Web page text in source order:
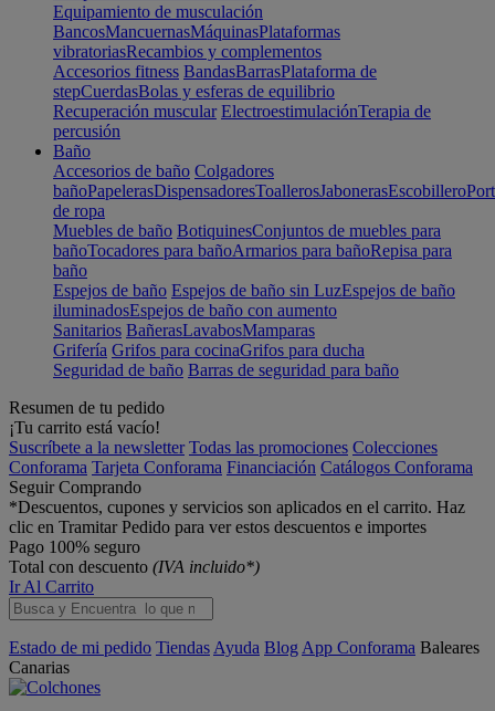
Equipamiento de musculación
BancosMancuernasMáquinasPlataformas
vibratoriasRecambios y complementos
Accesorios fitness BandasBarrasPlataforma de
stepCuerdasBolas y esferas de equilibrio
Recuperación muscular ElectroestimulaciónTerapia de
percusión
Baño
Accesorios de baño Colgadores
bañoPapelerasDispensadoresToallerosJabonerasEscobillero
de ropa
Muebles de baño BotiquinesConjuntos de muebles para
bañoTocadores para bañoArmarios para bañoRepisa para
baño
Espejos de baño Espejos de baño sin LuzEspejos de baño
iluminadosEspejos de baño con aumento
Sanitarios BañerasLavabosMamparas
Grifería Grifos para cocinaGrifos para ducha
Seguridad de baño Barras de seguridad para baño
Resumen de tu pedido
¡Tu carrito está vacío!
Suscríbete a la newsletter Todas las promociones Colecciones
Conforama Tarjeta Conforama Financiación Catálogos Conforama
Seguir Comprando
*Descuentos, cupones y servicios son aplicados en el carrito. Haz
clic en Tramitar Pedido para ver estos descuentos e importes
Pago 100% seguro
Total con descuento (IVA incluido*)
Ir Al Carrito
Estado de mi pedido Tiendas Ayuda Blog App Conforama Baleares
Canarias